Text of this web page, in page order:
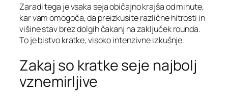
Zaradi tega je vsaka seja običajno krajša od minute,
kar vam omogoča, da preizkusite različne hitrosti in
višine stav brez dolgih čakanj na zaključek rounda.
To je bistvo kratke, visoko intenzivne izkušnje.
Zakaj so kratke seje najbolj
vznemirljive